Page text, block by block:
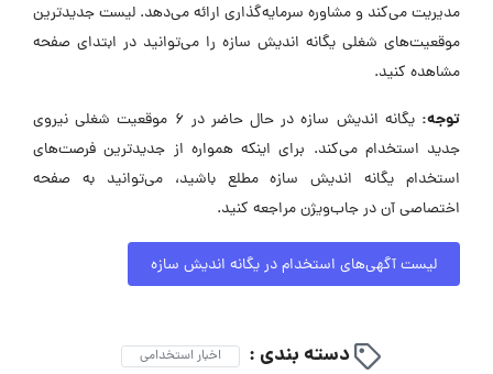
مدیریت می‌کند و مشاوره سرمایه‌گذاری ارائه می‌دهد. لیست جدیدترین
موقعیت‌های شغلی یگانه اندیش سازه را می‌توانید در ابتدای صفحه
مشاهده کنید.
توجه:
یگانه اندیش سازه در حال حاضر در ۶ موقعیت شغلی نیروی
جدید استخدام می‌کند. برای اینکه همواره از جدیدترین فرصت‌های
استخدام یگانه اندیش سازه مطلع باشید، می‌توانید به صفحه
اختصاصی آن در جاب‌ویژن مراجعه کنید.
لیست آگهی‌های استخدام در یگانه اندیش سازه
دسته بندی : اخبار استخدامی